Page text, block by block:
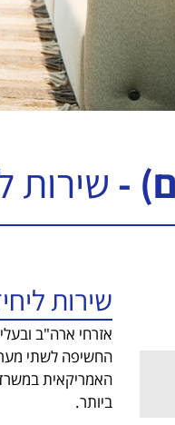
- שירות
שירות
אזרחי ארה"ב
החשיפה לשתי
האמריקאית
ביותר.